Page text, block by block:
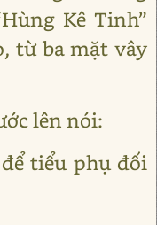
Kê Tinh”
từ ba mặt vây
lên nói:
tiểu phụ đối